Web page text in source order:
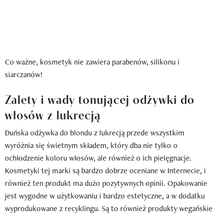
Co ważne, kosmetyk nie zawiera parabenów, silikonu i
siarczanów!
Zalety i wady tonującej odżywki do
włosów z lukrecją
Duńska odżywka do blondu z lukrecją przede wszystkim
wyróżnia się świetnym składem, który dba nie tylko o
ochłodzenie koloru włosów, ale również o ich pielęgnacje.
Kosmetyki tej marki są bardzo dobrze oceniane w Internecie, i
również ten produkt ma dużo pozytywnych opinii. Opakowanie
jest wygodne w użytkowaniu i bardzo estetyczne, a w dodatku
wyprodukowane z recyklingu. Są to również produkty wegańskie